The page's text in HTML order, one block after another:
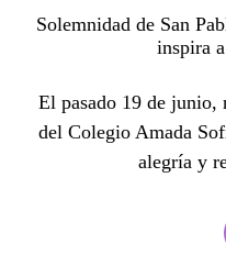
Solemnidad de San
inspira
El pasado 19 de junio,
del Colegio Amada
alegría y